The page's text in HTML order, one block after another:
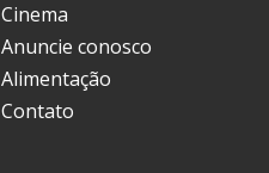
Cinema
Anuncie conosco
Alimentação
Contato